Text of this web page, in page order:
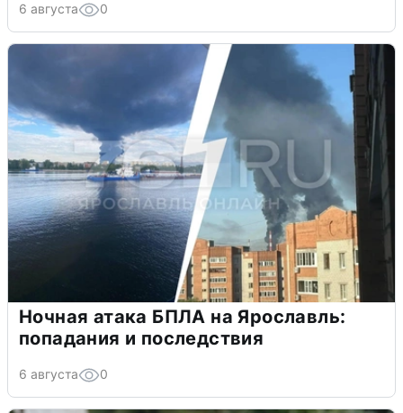
6 августа 0
Ночная атака БПЛА на Ярославль:
попадания и последствия
6 августа 0